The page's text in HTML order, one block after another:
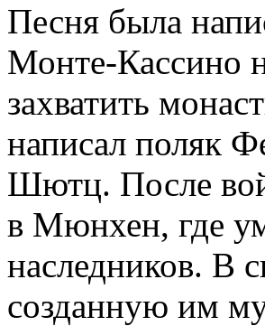
Песня была
Монте-Кассино
захватить
написал поляк
Шютц. После
в Мюнхен, где
наследников. В
созданную им